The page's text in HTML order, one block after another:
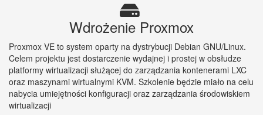
Wdrożenie Proxmox
Proxmox VE to system oparty na dystrybucji Debian GNU/Linux.
Celem projektu jest dostarczenie wydajnej i prostej w obsłudze
platformy wirtualizacji służącej do zarządzania kontenerami LXC
oraz maszynami wirtualnymi KVM. Szkolenie będzie miało na celu
nabycia umiejętności konfiguracji oraz zarządzania środowiskiem
wirtualizacji